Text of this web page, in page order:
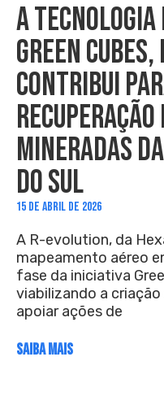
A
GREEN
CONTRIBUI
MINERADAS
DO SUL
15 DE ABRIL DE 2026
A R-evolution, da
mapeamento aéreo
fase da iniciativa
viabilizando a
apoiar ações de
SAIBA MAIS